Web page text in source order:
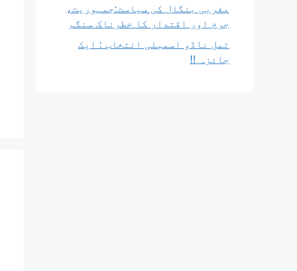
مغربی بنگال کی سیاست:جمہوریت،
جرم اور اقتدار کا خطرناک سنگم
تمل ناڈو اسمبلی انتخاب : ایک
جائزہ !!